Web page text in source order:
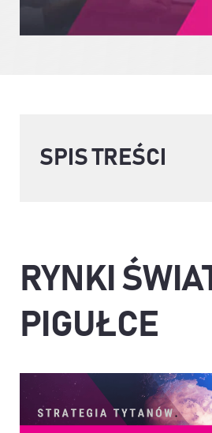
SPIS TREŚCI
RYNKI
PIGUŁCE